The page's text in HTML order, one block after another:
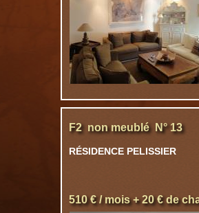
F2 non meublé N° 13
RÉSIDENCE PELISSIER
510 € / mois + 20 € de